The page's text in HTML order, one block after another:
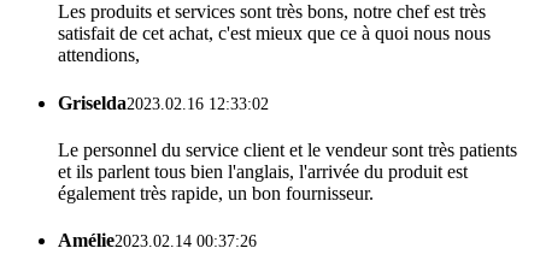
Les produits et services sont très bons, notre chef est très
satisfait de cet achat, c'est mieux que ce à quoi nous nous
attendions,
Griselda2023.02.16 12:33:02
Le personnel du service client et le vendeur sont très patients
et ils parlent tous bien l'anglais, l'arrivée du produit est
également très rapide, un bon fournisseur.
Amélie2023.02.14 00:37:26